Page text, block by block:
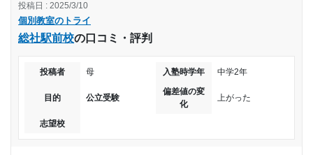
目的の達成理由
では達成・未達成の判断ができかねるため
志望校と合格状況
入塾時の学年
高校2年
受講コース
では質問するのが難しい性格なので助かります。
講師の教え方
通塾し始めた日が浅いのでまだよくわかりません。 本人は説
塾内の環境
自習スペースに関しては大きなテーブルを数人が使用するよ
うで、個別のついたてなどの仕切りがあるほうが集中できる
と言っていました。
個別教室のトライ
総社駅前校の口コミ・評判
投稿日 : 2025/3/10
投稿者 母 入塾時学年 中学2年
目的 公立受験
偏差値の変
化
上がった
志望校